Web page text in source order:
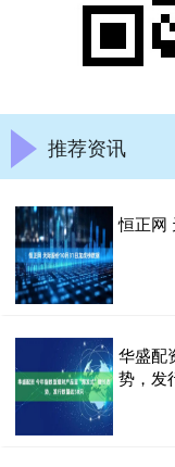
推荐资讯
恒正网
华盛配
势，发